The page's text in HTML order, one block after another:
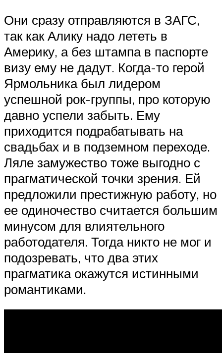
Они сразу отправляются в ЗАГС,
так как Алику надо лететь в
Америку, а без штампа в паспорте
визу ему не дадут. Когда-то герой
Ярмольника был лидером
успешной рок-группы, про которую
давно успели забыть. Ему
приходится подрабатывать на
свадьбах и в подземном переходе.
Ляле замужество тоже выгодно с
прагматической точки зрения. Ей
предложили престижную работу, но
ее одиночество считается большим
минусом для влиятельного
работодателя. Тогда никто не мог и
подозревать, что два этих
прагматика окажутся истинными
романтиками.